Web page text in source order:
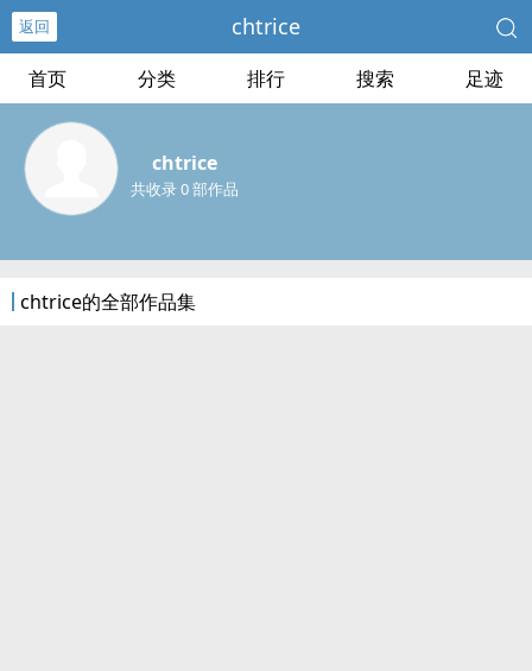
返回 chtrice
首页 分类 排行 搜索 足迹
chtrice
共收录 0 部作品
chtrice的全部作品集